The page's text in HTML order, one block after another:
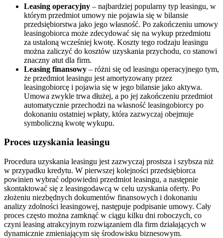
Leasing operacyjny – najbardziej popularny typ leasingu, w
którym przedmiot umowy nie pojawia się w bilansie
przedsiębiorstwa jako jego własność. Po zakończeniu umowy
leasingobiorca może zdecydować się na wykup przedmiotu
za ustaloną wcześniej kwotę. Koszty tego rodzaju leasingu
można zaliczyć do kosztów uzyskania przychodu, co stanowi
znaczny atut dla firm.
Leasing finansowy – różni się od leasingu operacyjnego tym,
że przedmiot leasingu jest amortyzowany przez
leasingobiorcę i pojawia się w jego bilansie jako aktywa.
Umowa zwykle trwa dłużej, a po jej zakończeniu przedmiot
automatycznie przechodzi na własność leasingobiorcy po
dokonaniu ostatniej wpłaty, która zazwyczaj obejmuje
symboliczną kwotę wykupu.
Proces uzyskania leasingu
Procedura uzyskania leasingu jest zazwyczaj prostsza i szybsza niż
w przypadku kredytu. W pierwszej kolejności przedsiębiorca
powinien wybrać odpowiedni przedmiot leasingu, a następnie
skontaktować się z leasingodawcą w celu uzyskania oferty. Po
złożeniu niezbędnych dokumentów finansowych i dokonaniu
analizy zdolności leasingowej, następuje podpisanie umowy. Cały
proces często można zamknąć w ciągu kilku dni roboczych, co
czyni leasing atrakcyjnym rozwiązaniem dla firm działających w
dynamicznie zmieniającym się środowisku biznesowym.